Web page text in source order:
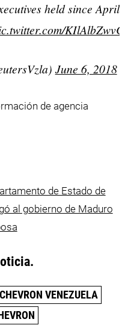
held since April
KIlAlbZwvC
June 6, 2018
de agencia
de Estado de
al gobierno de Maduro
VENEZUELA